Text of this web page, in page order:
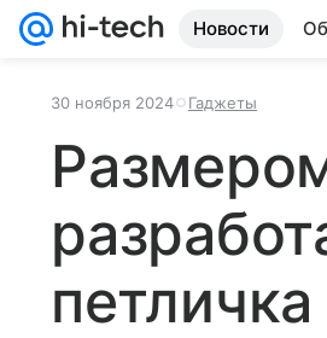
Новости
30 ноября 2024 Гаджеты